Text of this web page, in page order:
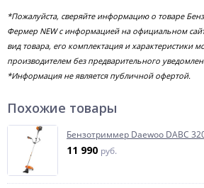
*Пожалуйста, сверяйте информацию о товаре
Фермер NEW с информацией на официальном
вид товара, его комплектация и характеристики
производителем без предварительного
*Информация не является публичной офертой.
Похожие товары
Бензотриммер Daewoo DABC
11 990 руб.